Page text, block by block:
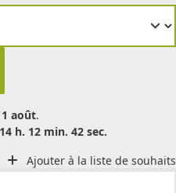
août.
h. 12 min. 42 sec.
Ajouter à la liste de souhaits